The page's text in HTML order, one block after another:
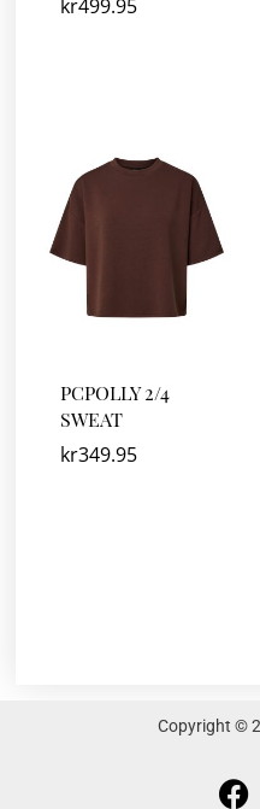
kr499.95
PCPOLLY 2/4
SWEAT
kr349.95
Copyright ©
F